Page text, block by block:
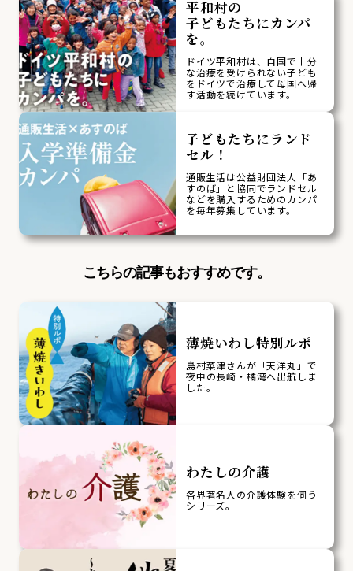
平和村の
子どもたちにカンパ
を。
ドイツ平和村は、自国で十分
な治療を受けられない子ども
をドイツで治療して母国へ帰
す活動を続けています。
子どもたちにランド
セル！
通販生活は公益財団法人「あ
すのば」と協同でランドセル
などを購入するためのカンパ
を毎年募集しています。
こちらの記事もおすすめです。
薄焼いわし特別ルポ
島村菜津さんが「天洋丸」で
夜中の長崎・橘湾へ出航しま
した。
わたしの介護
各界著名人の介護体験を伺う
シリーズ。